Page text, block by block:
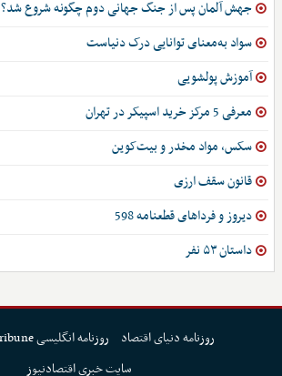
جهش آلمان پس از جنگ جهانی دوم چگونه شروع شد؟
سواد به‌معنای توانایی درک دنیاست
آموزش پولشویی
معرفی 5 مرکز خرید اسپیکر در تهران
سکس، مواد مخدر و بیت‌کوین
قانون سقف ارزی
دیروز و فرداهای قطعنامه 598
داستان ۵۳ نفر
روزنامه دنیای اقتصاد
روزنامه انگلیسی Financial Tribune
سایت خبری اقتصادنیوز